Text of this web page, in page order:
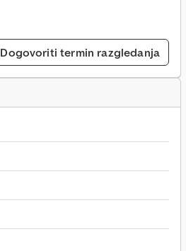
Dogovoriti termin razgledanja